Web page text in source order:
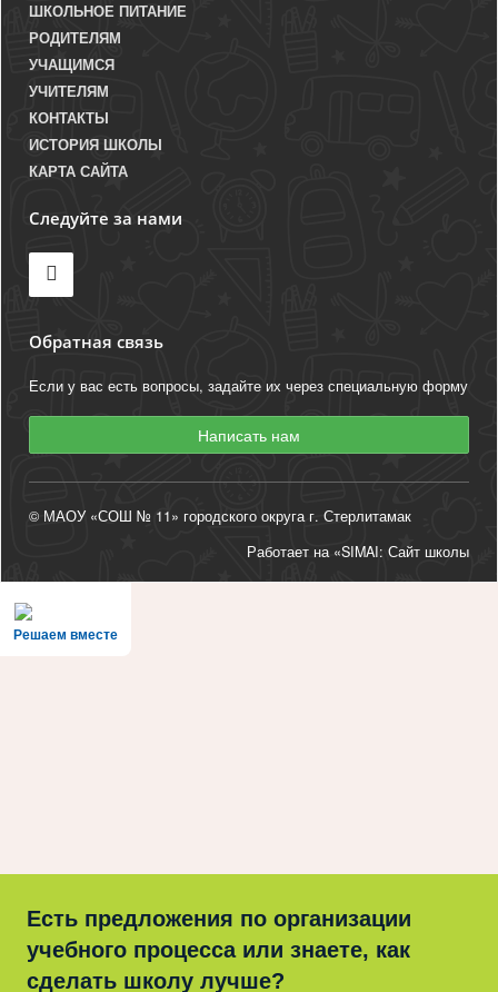
ШКОЛЬНОЕ ПИТАНИЕ
РОДИТЕЛЯМ
УЧАЩИМСЯ
УЧИТЕЛЯМ
КОНТАКТЫ
ИСТОРИЯ ШКОЛЫ
КАРТА САЙТА
Следуйте за нами
Обратная связь
Если у вас есть вопросы, задайте их через специальную форму
Написать нам
© МАОУ «СОШ № 11» городского округа г. Стерлитамак
Работает на «SIMAI: Сайт школы
Решаем вместе
Есть предложения по организации
учебного процесса или знаете, как
сделать школу лучше?